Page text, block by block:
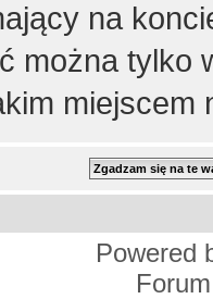
na
można tylko
miejscem
Powered